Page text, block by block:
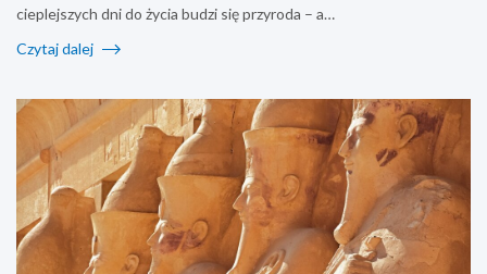
cieplejszych dni do życia budzi się przyroda – a…
Czytaj dalej